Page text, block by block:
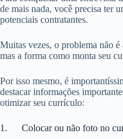
de mais nada, você precisa ter
potenciais contratantes.
Muitas vezes, o problema não
mas a forma como monta seu
Por isso mesmo, é
destacar informações
otimizar seu currículo:
1. Colocar ou não foto no